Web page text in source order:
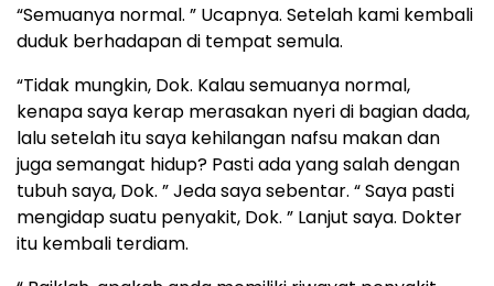
“Semuanya normal. ” Ucapnya. Setelah kami kembali
duduk berhadapan di tempat semula.
“Tidak mungkin, Dok. Kalau semuanya normal,
kenapa saya kerap merasakan nyeri di bagian dada,
lalu setelah itu saya kehilangan nafsu makan dan
juga semangat hidup? Pasti ada yang salah dengan
tubuh saya, Dok. ” Jeda saya sebentar. “ Saya pasti
mengidap suatu penyakit, Dok. ” Lanjut saya. Dokter
itu kembali terdiam.